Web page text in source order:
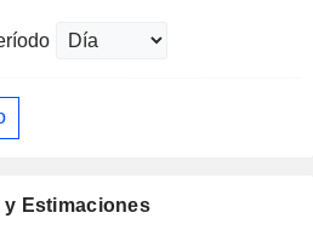
Estimaciones